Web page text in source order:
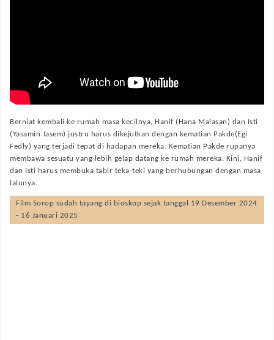
Berniat kembali ke rumah masa kecilnya, Hanif (Hana Malasan) dan Isti
(Yasamin Jasem) justru harus dikejutkan dengan kematian Pakde(Egi
Fedly) yang terjadi tepat di hadapan mereka. Kematian Pakde rupanya
membawa sesuatu yang lebih gelap datang ke rumah mereka. Kini, Hanif
dan Isti harus membuka tabir teka-teki yang berhubungan dengan masa
lalunya.
Film Sorop sudah tayang di bioskop sejak tanggal 19 Desember 2024
- 16 Januari 2025